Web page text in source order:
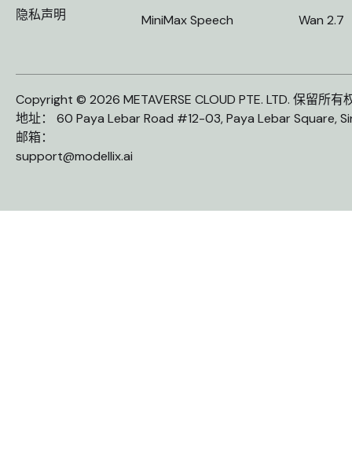
隐私声明
MiniMax Speech
Wan 2.7
Copyright © 2026 METAVERSE CLOUD PTE. LTD. 保留所有
地址： 60 Paya Lebar Road #12-03, Paya Lebar Square,
邮箱：
support@modellix.ai